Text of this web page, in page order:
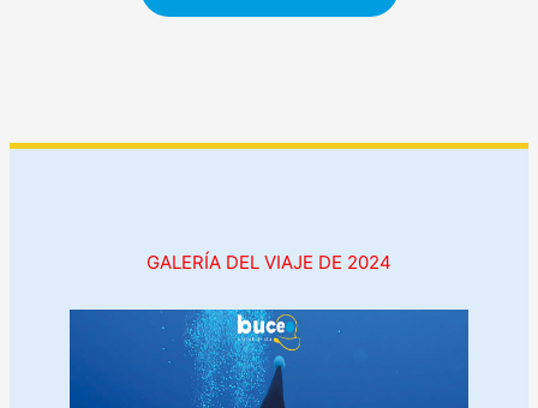
GALERÍA DEL VIAJE DE 2024